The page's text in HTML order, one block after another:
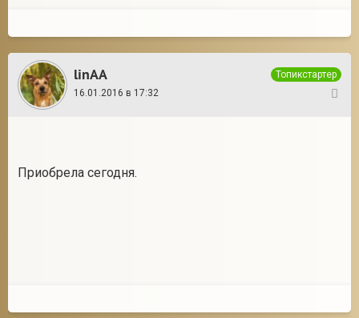
linAA
Топикстартер
16.01.2016 в 17:32
Приобрела сегодня.